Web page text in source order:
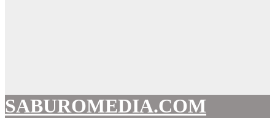
SABUROMEDIA.COM